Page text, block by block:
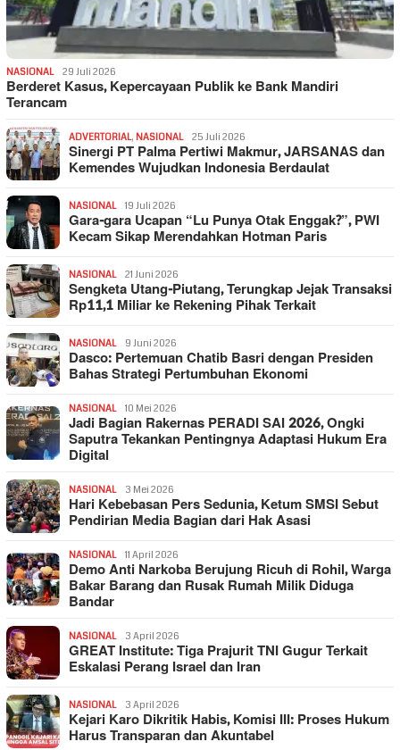
NASIONAL 29 Juli 2026
Berderet Kasus, Kepercayaan Publik ke Bank Mandiri
Terancam
ADVERTORIAL, NASIONAL 25 Juli 2026
Sinergi PT Palma Pertiwi Makmur, JARSANAS dan
Kemendes Wujudkan Indonesia Berdaulat
NASIONAL 19 Juli 2026
Gara-gara Ucapan “Lu Punya Otak Enggak?”, PWI
Kecam Sikap Merendahkan Hotman Paris
NASIONAL 21 Juni 2026
Sengketa Utang-Piutang, Terungkap Jejak Transaksi
Rp11,1 Miliar ke Rekening Pihak Terkait
NASIONAL 9 Juni 2026
Dasco: Pertemuan Chatib Basri dengan Presiden
Bahas Strategi Pertumbuhan Ekonomi
NASIONAL 10 Mei 2026
Jadi Bagian Rakernas PERADI SAI 2026, Ongki
Saputra Tekankan Pentingnya Adaptasi Hukum Era
Digital
NASIONAL 3 Mei 2026
Hari Kebebasan Pers Sedunia, Ketum SMSI Sebut
Pendirian Media Bagian dari Hak Asasi
NASIONAL 11 April 2026
Demo Anti Narkoba Berujung Ricuh di Rohil, Warga
Bakar Barang dan Rusak Rumah Milik Diduga
Bandar
NASIONAL 3 April 2026
GREAT Institute: Tiga Prajurit TNI Gugur Terkait
Eskalasi Perang Israel dan Iran
NASIONAL 3 April 2026
Kejari Karo Dikritik Habis, Komisi III: Proses Hukum
Harus Transparan dan Akuntabel